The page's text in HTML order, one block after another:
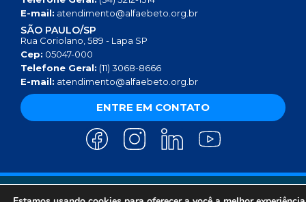
E-mail: atendimento@alfaebeto.org.br
SÃO PAULO/SP
Rua Coriolano, 589 - Lapa SP
Cep: 05047-000
Telefone Geral: (11) 3068-8666
E-mail: atendimento@alfaebeto.org.br
ENTRE EM CONTATO